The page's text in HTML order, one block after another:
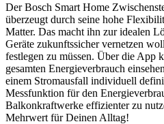
Der Bosch Smart Home
überzeugt durch seine hohe
Matter. Das macht ihn zur idealen
Geräte zukunftssicher vernetzen
festlegen zu müssen. Über die App
gesamten Energieverbrauch
einem Stromausfall individuell
Messfunktion für den
Balkonkraftwerke effizienter zu
Mehrwert für Deinen Alltag!